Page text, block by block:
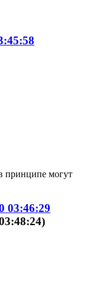
принципе могут
03:46:29